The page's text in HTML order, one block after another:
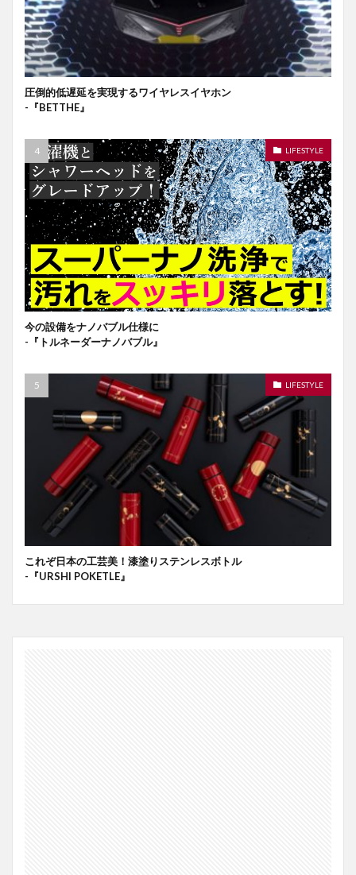
圧倒的低遅延を実現するワイヤレスイヤホン
-『BETTHE』
LIFESTYLE
今の設備をナノバブル仕様に
-『トルネーダーナノバブル』
LIFESTYLE
これぞ日本の工芸美！漆塗りステンレスボトル
-『URSHI POKETLE』